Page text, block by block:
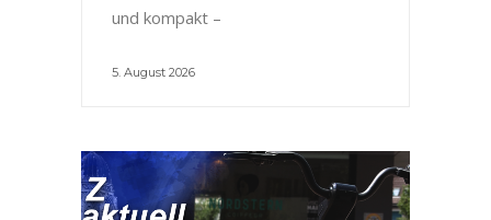
und kompakt –
5. August 2026